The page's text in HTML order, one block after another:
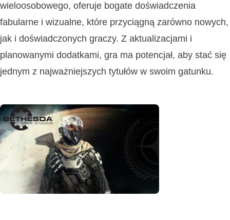
wieloosobowego, oferuje bogate doświadczenia
fabularne i wizualne, które przyciągną zarówno nowych,
jak i doświadczonych graczy. Z aktualizacjami i
planowanymi dodatkami, gra ma potencjał, aby stać się
jednym z najważniejszych tytułów w swoim gatunku.